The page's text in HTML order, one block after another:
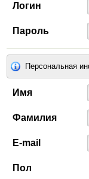
Логин
Пароль
Персональная
Имя
Фамилия
E-mail
Пол